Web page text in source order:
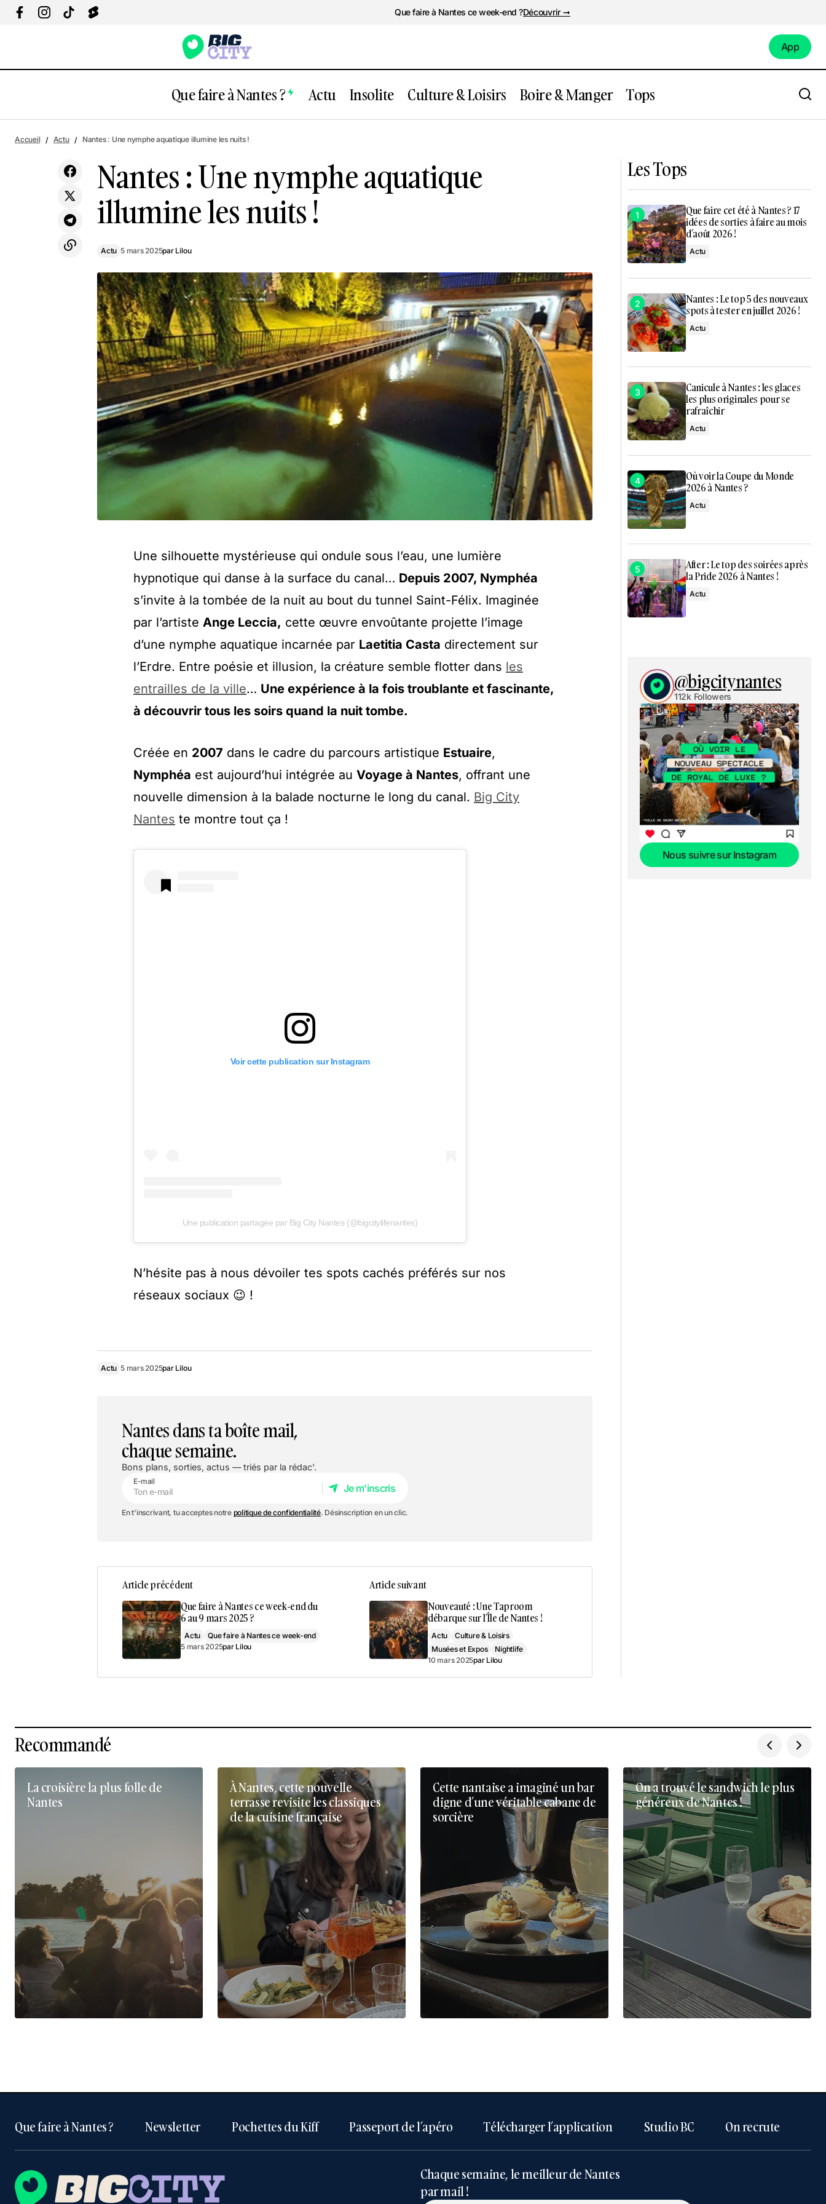
Que faire à Nantes ce week-end ?Découvrir ➞
App
Que faire à Nantes ? Actu Insolite Culture & Loisirs Boire & Manger Tops
9 mars 2025 ?
Actu
Accueil Actu Nantes : Une nymphe aquatique illumine les nuits !
Nantes : Une nymphe aquatique
illumine les nuits !
Actu 5 mars 2025par Lilou
Une silhouette mystérieuse qui ondule sous l’eau, une lumière
hypnotique qui danse à la surface du canal… Depuis 2007, Nymphéa
s’invite à la tombée de la nuit au bout du tunnel Saint-Félix. Imaginée
par l’artiste Ange Leccia, cette œuvre envoûtante projette l’image
d’une nymphe aquatique incarnée par Laetitia Casta directement sur
l’Erdre. Entre poésie et illusion, la créature semble flotter dans les
entrailles de la ville… Une expérience à la fois troublante et fascinante,
à découvrir tous les soirs quand la nuit tombe.
Créée en 2007 dans le cadre du parcours artistique Estuaire,
Nymphéa est aujourd’hui intégrée au Voyage à Nantes, offrant une
nouvelle dimension à la balade nocturne le long du canal. Big City
Nantes te montre tout ça !
Voir cette publication sur Instagram
Une publication partagée par Big City Nantes (@bigcitylifenantes)
N’hésite pas à nous dévoiler tes spots cachés préférés sur nos
réseaux sociaux 😉 !
Actu 5 mars 2025par Lilou
Nantes dans ta boîte mail,
chaque semaine.
Bons plans, sorties, actus — triés par la rédac'.
E-mail
Je m'inscris
En t'inscrivant, tu acceptes notre politique de confidentialité. Désinscription en un clic.
Article précédent
Que faire à Nantes ce week-end du
6 au 9 mars 2025 ?
Actu
Que faire à Nantes ce week-end
5 mars 2025par Lilou
Article suivant
Nouveauté : Une Taproom
débarque sur l’Île de Nantes !
Actu
Culture & Loisirs
Musées et Expos
Nightlife
10 mars 2025par Lilou
Les Tops
Que faire cet été à Nantes ? 17
idées de sorties à faire au mois
d’août 2026 !
Actu
Nantes : Le top 5 des nouveaux
spots à tester en juillet 2026 !
Actu
Canicule à Nantes : les glaces
les plus originales pour se
rafraîchir
Actu
Où voir la Coupe du Monde
2026 à Nantes ?
Actu
After : Le top des soirées après
la Pride 2026 à Nantes !
Actu
@bigcitynantes
112k Followers
Nous suivre sur Instagram
Recommandé
La croisière la plus folle de
Nantes
À Nantes, cette nouvelle
terrasse revisite les classiques
de la cuisine française
Cette nantaise a imaginé un bar
digne d’une véritable cabane de
sorcière
On a trouvé le sandwich le plus
généreux de Nantes !
Que faire à Nantes ? Newsletter Pochettes du Kiff Passeport de l’apéro Télécharger l’application Studio BC On recrute
Chaque semaine, le meilleur de Nantes
par mail !